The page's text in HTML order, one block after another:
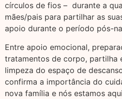
círculos de fios – durante a
mães/pais para partilhar as
apoio durante o período pós-
Entre apoio emocional,
tratamentos de corpo, partilha
limpeza do espaço de
confirma a importância do
nova família e nós estamos